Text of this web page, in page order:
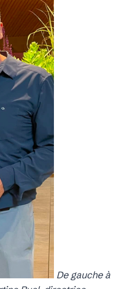
De gauche à